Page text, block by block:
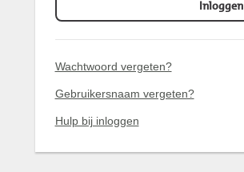
Inloggen
Wachtwoord vergeten?
Gebruikersnaam vergeten?
Hulp bij inloggen